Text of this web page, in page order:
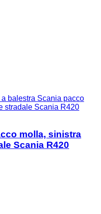
a balestra Scania pacco
stradale Scania R420
molla, sinistra
Scania R420